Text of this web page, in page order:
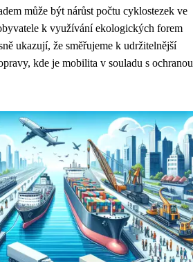
může být nárůst počtu cyklostezek ve
k využívání ekologických forem
ukazují, že směřujeme k udržitelnější
kde je mobilita v souladu s ochranou